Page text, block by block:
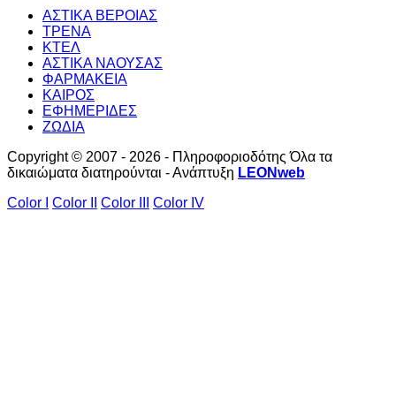
ΑΣΤΙΚΑ ΒΕΡΟΙΑΣ
ΤΡΕΝΑ
ΚΤΕΛ
ΑΣΤΙΚΑ ΝΑΟΥΣΑΣ
ΦΑΡΜΑΚΕΙΑ
ΚΑΙΡΟΣ
ΕΦΗΜΕΡΙΔΕΣ
ΖΩΔΙΑ
Copyright © 2007 - 2026 - Πληροφοριοδότης Όλα τα
δικαιώματα διατηρούνται - Ανάπτυξη LEONweb
Color I
Color II Color III Color IV